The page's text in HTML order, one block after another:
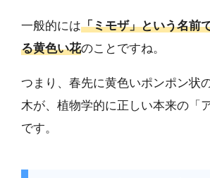
一般的には「ミモザ」という名前
る黄色い花のことですね。
つまり、春先に黄色いポンポン状
木が、植物学的に正しい本来の「
です。